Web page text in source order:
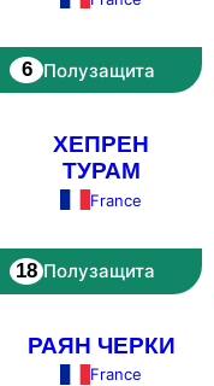
6 Полузащита
ХЕПРЕН
ТУРАМ
France
18 Полузащита
РАЯН ЧЕРКИ
France